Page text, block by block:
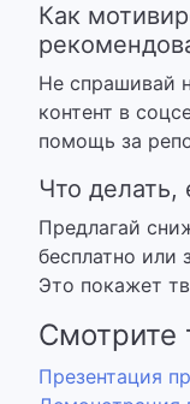
Как
Не спрашивай
контент в
помощь за
Что делать,
Предлагай
бесплатно или
Это покажет
Смотрите
Презентация